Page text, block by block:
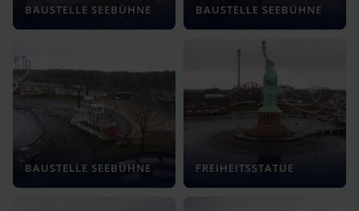
BAUSTELLE SEEBÜHNE BAUSTELLE SEEBÜHNE
BAUSTELLE SEEBÜHNE FREIHEITSSTATUE